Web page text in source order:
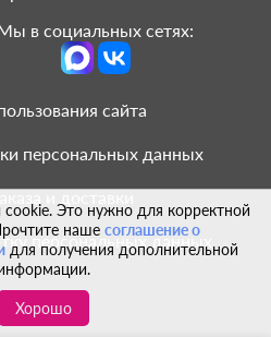
Это нужно для корректной
наше соглашение о
для получения дополнительной
Хорошо
в социальных сетях:
сайта
персональных данных
и доставки
персональных данных